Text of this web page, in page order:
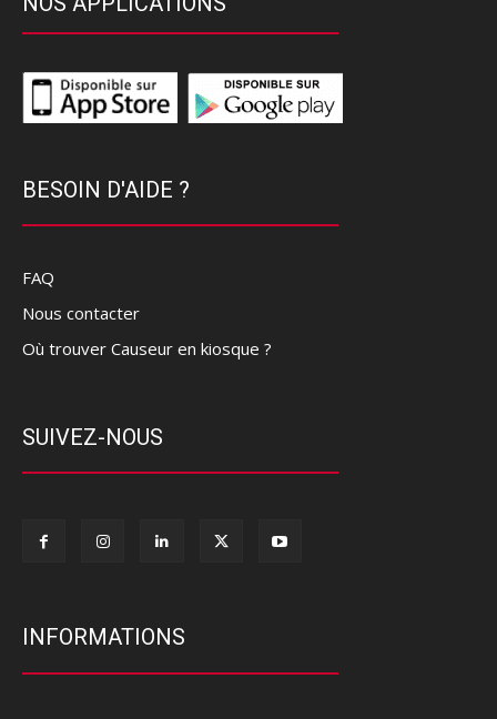
BESOIN D'AIDE ?
FAQ
Nous contacter
Où trouver Causeur en kiosque ?
SUIVEZ-NOUS
INFORMATIONS